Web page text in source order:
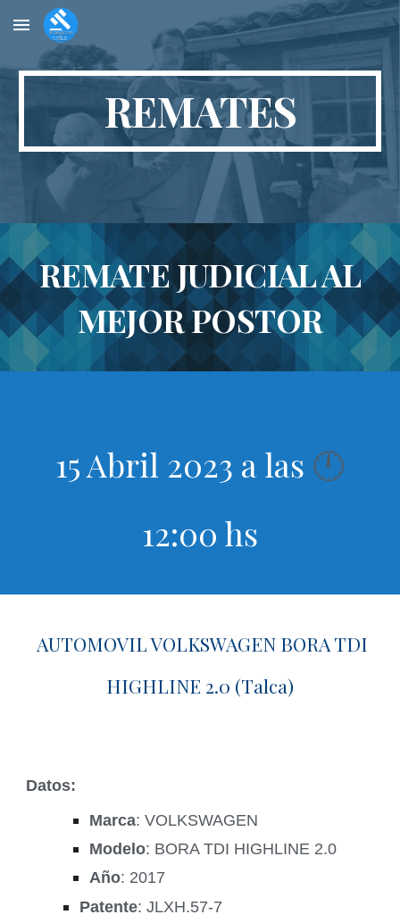
Skip to main content Skip to navigation
REMATES
REMATE JUDICIAL AL
MEJOR POSTOR
15 Abril 2023 a las 🕛
12:00 hs
AUTOMOVIL VOLKSWAGEN BORA TDI
HIGHLINE 2.0 (Talca)
Datos:
Marca: VOLKSWAGEN
Modelo: BORA TDI HIGHLINE 2.0
Año: 2017
Patente: JLXH.57-7